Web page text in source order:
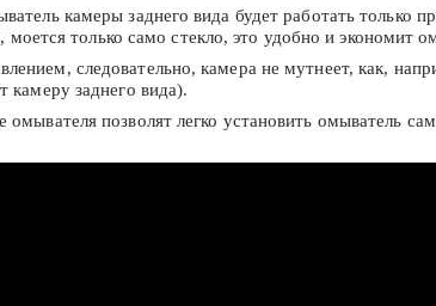
камеры заднего вида будет работать только
моется только само стекло, это удобно и
следовательно, камера не мутнеет, как,
камеру заднего вида).
позволят легко установить омыватель